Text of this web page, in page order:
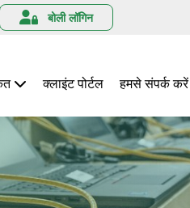
बोली लॉगिन
क्लाइंट पोर्टल हमसे संपर्क करें